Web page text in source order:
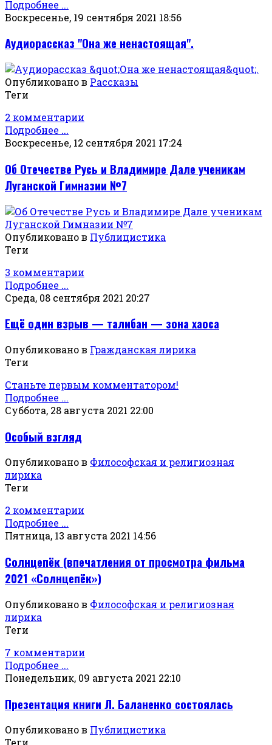
Подробнее ...
Воскресенье, 19 сентября 2021 18:56
Аудиорассказ "Она же ненастоящая".
Опубликовано в Рассказы
Теги
2 комментарии
Подробнее ...
Воскресенье, 12 сентября 2021 17:24
Об Отечестве Русь и Владимире Дале ученикам
Луганской Гимназии №7
Опубликовано в Публицистика
Теги
3 комментарии
Подробнее ...
Среда, 08 сентября 2021 20:27
Ещё один взрыв — талибан — зона хаоса
Опубликовано в Гражданская лирика
Теги
Станьте первым комментатором!
Подробнее ...
Суббота, 28 августа 2021 22:00
Особый взгляд
Опубликовано в Философская и религиозная
лирика
Теги
2 комментарии
Подробнее ...
Пятница, 13 августа 2021 14:56
Солнцепёк (впечатления от просмотра фильма
2021 «Солнцепёк»)
Опубликовано в Философская и религиозная
лирика
Теги
7 комментарии
Подробнее ...
Понедельник, 09 августа 2021 22:10
Презентация книги Л. Баланенко состоялась
Опубликовано в Публицистика